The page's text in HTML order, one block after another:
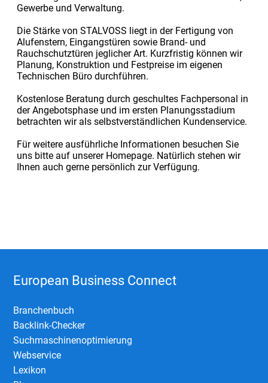
Gewerbe und Verwaltung.
Die Stärke von STALVOSS liegt in der Fertigung von
Alufenstern, Eingangstüren sowie Brand- und
Rauchschutztüren jeglicher Art. Kurzfristig können wir
Planung, Konstruktion und Festpreise im eigenen
Technischen Büro durchführen.
Kostenlose Beratung durch geschultes Fachpersonal in
der Angebotsphase und im ersten Planungsstadium
betrachten wir als selbstverständlichen Kundenservice.
Für weitere ausführliche Informationen besuchen Sie
uns bitte auf unserer Homepage. Natürlich stehen wir
Ihnen auch gerne persönlich zur Verfügung.
European Business Connect
Branchenbuch
Backlink-Checker
Suchmaschinenoptimierung
Webservice
Lexikon